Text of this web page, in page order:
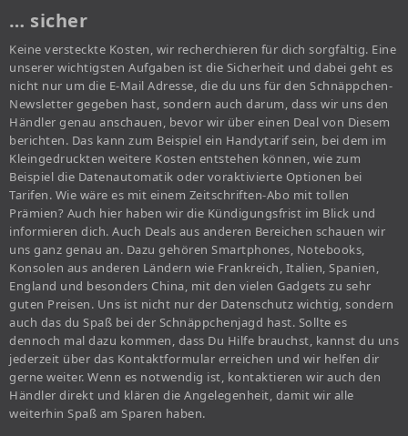
… sicher
Keine versteckte Kosten, wir recherchieren für dich sorgfältig. Eine
unserer wichtigsten Aufgaben ist die Sicherheit und dabei geht es
nicht nur um die E-Mail Adresse, die du uns für den Schnäppchen-
Newsletter gegeben hast, sondern auch darum, dass wir uns den
Händler genau anschauen, bevor wir über einen Deal von Diesem
berichten. Das kann zum Beispiel ein Handytarif sein, bei dem im
Kleingedruckten weitere Kosten entstehen können, wie zum
Beispiel die Datenautomatik oder voraktivierte Optionen bei
Tarifen. Wie wäre es mit einem Zeitschriften-Abo mit tollen
Prämien? Auch hier haben wir die Kündigungsfrist im Blick und
informieren dich. Auch Deals aus anderen Bereichen schauen wir
uns ganz genau an. Dazu gehören Smartphones, Notebooks,
Konsolen aus anderen Ländern wie Frankreich, Italien, Spanien,
England und besonders China, mit den vielen Gadgets zu sehr
guten Preisen. Uns ist nicht nur der Datenschutz wichtig, sondern
auch das du Spaß bei der Schnäppchenjagd hast. Sollte es
dennoch mal dazu kommen, dass Du Hilfe brauchst, kannst du uns
jederzeit über das Kontaktformular erreichen und wir helfen dir
gerne weiter. Wenn es notwendig ist, kontaktieren wir auch den
Händler direkt und klären die Angelegenheit, damit wir alle
weiterhin Spaß am Sparen haben.